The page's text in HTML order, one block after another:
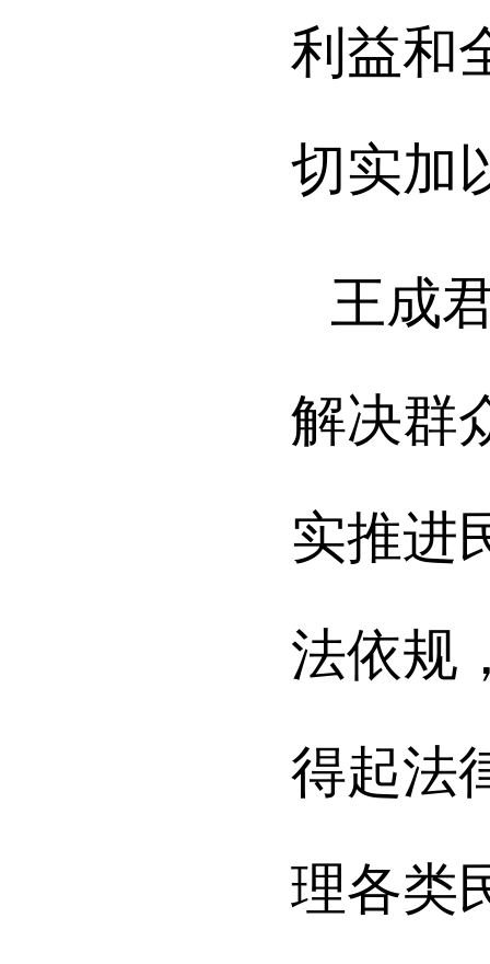
利益和
切实加
王成
解决群
实推进
法依规
得起法
理各类